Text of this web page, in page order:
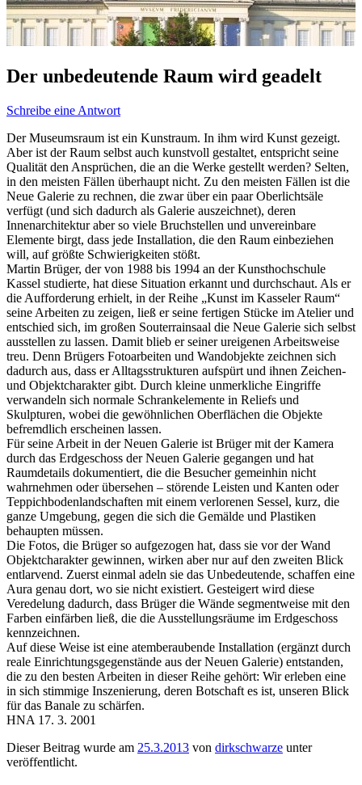
Der unbedeutende Raum wird geadelt
Schreibe eine Antwort
Der Museumsraum ist ein Kunstraum. In ihm wird Kunst gezeigt.
Aber ist der Raum selbst auch kunstvoll gestaltet, entspricht seine
Qualität den Ansprüchen, die an die Werke gestellt werden? Selten,
in den meisten Fällen überhaupt nicht. Zu den meisten Fällen ist die
Neue Galerie zu rechnen, die zwar über ein paar Oberlichtsäle
verfügt (und sich dadurch als Galerie auszeichnet), deren
Innenarchitektur aber so viele Bruchstellen und unvereinbare
Elemente birgt, dass jede Installation, die den Raum einbeziehen
will, auf größte Schwierigkeiten stößt.
Martin Brüger, der von 1988 bis 1994 an der Kunsthochschule
Kassel studierte, hat diese Situation erkannt und durchschaut. Als er
die Aufforderung erhielt, in der Reihe „Kunst im Kasseler Raum“
seine Arbeiten zu zeigen, ließ er seine fertigen Stücke im Atelier und
entschied sich, im großen Souterrainsaal die Neue Galerie sich selbst
ausstellen zu lassen. Damit blieb er seiner ureigenen Arbeitsweise
treu. Denn Brügers Fotoarbeiten und Wandobjekte zeichnen sich
dadurch aus, dass er Alltagsstrukturen aufspürt und ihnen Zeichen-
und Objektcharakter gibt. Durch kleine unmerkliche Eingriffe
verwandeln sich normale Schrankelemente in Reliefs und
Skulpturen, wobei die gewöhnlichen Oberflächen die Objekte
befremdlich erscheinen lassen.
Für seine Arbeit in der Neuen Galerie ist Brüger mit der Kamera
durch das Erdgeschoss der Neuen Galerie gegangen und hat
Raumdetails dokumentiert, die die Besucher gemeinhin nicht
wahrnehmen oder übersehen – störende Leisten und Kanten oder
Teppichbodenlandschaften mit einem verlorenen Sessel, kurz, die
ganze Umgebung, gegen die sich die Gemälde und Plastiken
behaupten müssen.
Die Fotos, die Brüger so aufgezogen hat, dass sie vor der Wand
Objektcharakter gewinnen, wirken aber nur auf den zweiten Blick
entlarvend. Zuerst einmal adeln sie das Unbedeutende, schaffen eine
Aura genau dort, wo sie nicht existiert. Gesteigert wird diese
Veredelung dadurch, dass Brüger die Wände segmentweise mit den
Farben einfärben ließ, die die Ausstellungsräume im Erdgeschoss
kennzeichnen.
Auf diese Weise ist eine atemberaubende Installation (ergänzt durch
reale Einrichtungsgegenstände aus der Neuen Galerie) entstanden,
die zu den besten Arbeiten in dieser Reihe gehört: Wir erleben eine
in sich stimmige Inszenierung, deren Botschaft es ist, unseren Blick
für das Banale zu schärfen.
HNA 17. 3. 2001
Dieser Beitrag wurde am 25.3.2013 von dirkschwarze unter
veröffentlicht.